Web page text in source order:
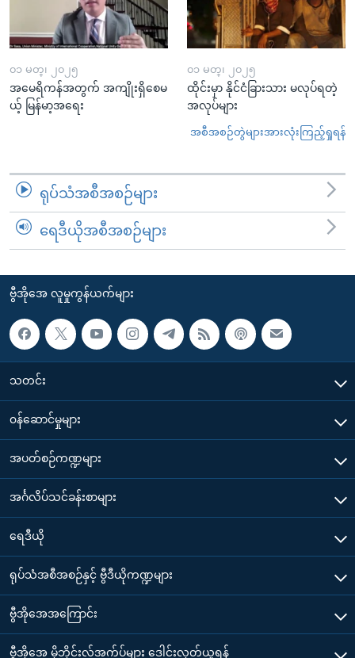
၀၁ မတ္၊ ၂၀၂၅
အမေရိကန်အတွက် အကျိုးရှိစေမ
ယ့် မြန်မာ့အရေး
၀၁ မတ္၊ ၂၀၂၅
ထိုင်းမှာ နိုင်ငံခြားသား မလုပ်ရတဲ့
အလုပ်များ
အစီအစဉ်တွဲများအားလုံးကြည့်ရှုရန်
ရုပ်သံအစီအစဉ်များ
ရေဒီယိုအစီအစဉ်များ
ဗွီအိုအေ လူမှုကွန်ယက်များ
သတင်း
၀န်ဆောင်မှုများ
အပတ်စဉ်ကဏ္ဍများ
အင်္ဂလိပ်သင်ခန်းစာများ
ရေဒီယို
ရုပ်သံအစီအစဉ်နှင့် ဗွီဒီယိုကဏ္ဍများ
ဗွီအိုအေအကြောင်း
ဗွီအိုအေ မိုဘိုင်းလ်အက်ပ်များ ဒေါင်းလုတ်ယူရန်